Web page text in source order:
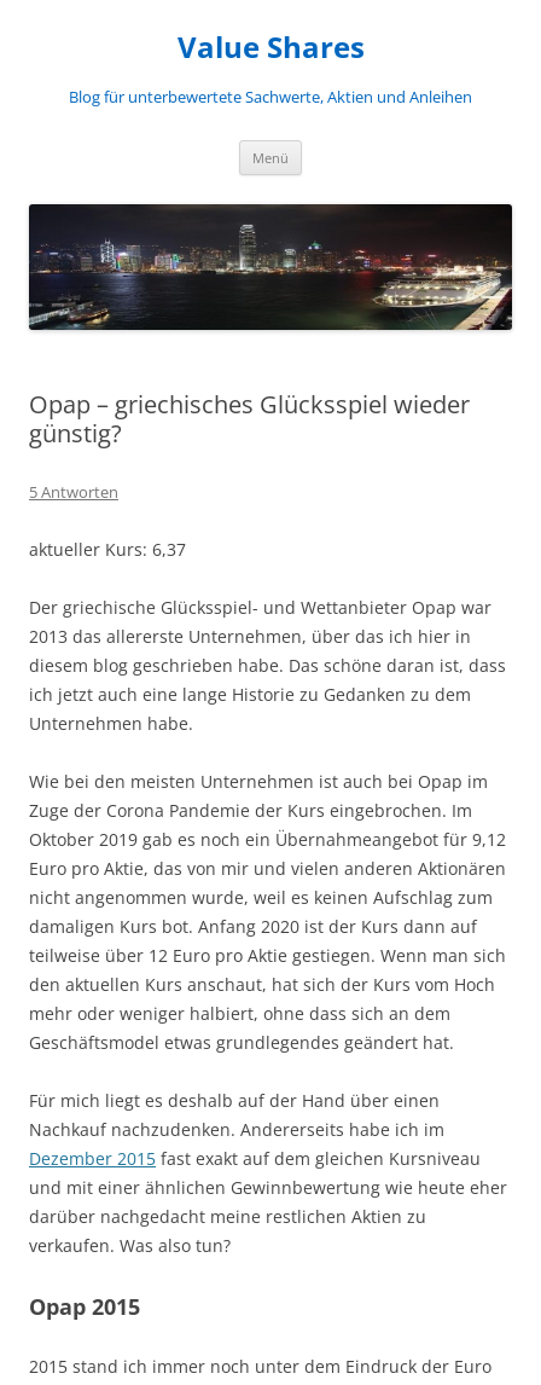
Value Shares
Blog für unterbewertete Sachwerte, Aktien und Anleihen
Menü
Opap – griechisches Glücksspiel wieder
günstig?
5 Antworten
aktueller Kurs: 6,37
Der griechische Glücksspiel- und Wettanbieter Opap war
2013 das allererste Unternehmen, über das ich hier in
diesem blog geschrieben habe. Das schöne daran ist, dass
ich jetzt auch eine lange Historie zu Gedanken zu dem
Unternehmen habe.
Wie bei den meisten Unternehmen ist auch bei Opap im
Zuge der Corona Pandemie der Kurs eingebrochen. Im
Oktober 2019 gab es noch ein Übernahmeangebot für 9,12
Euro pro Aktie, das von mir und vielen anderen Aktionären
nicht angenommen wurde, weil es keinen Aufschlag zum
damaligen Kurs bot. Anfang 2020 ist der Kurs dann auf
teilweise über 12 Euro pro Aktie gestiegen. Wenn man sich
den aktuellen Kurs anschaut, hat sich der Kurs vom Hoch
mehr oder weniger halbiert, ohne dass sich an dem
Geschäftsmodel etwas grundlegendes geändert hat.
Für mich liegt es deshalb auf der Hand über einen
Nachkauf nachzudenken. Andererseits habe ich im
Dezember 2015 fast exakt auf dem gleichen Kursniveau
und mit einer ähnlichen Gewinnbewertung wie heute eher
darüber nachgedacht meine restlichen Aktien zu
verkaufen. Was also tun?
Opap 2015
2015 stand ich immer noch unter dem Eindruck der Euro